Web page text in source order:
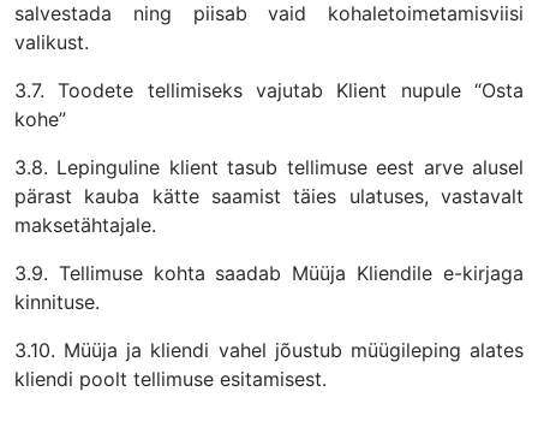
salvestada ning piisab vaid kohaletoimetamisviisi
valikust.
3.7. Toodete tellimiseks vajutab Klient nupule “Osta
kohe”
3.8. Lepinguline klient tasub tellimuse eest arve alusel
pärast kauba kätte saamist täies ulatuses, vastavalt
maksetähtajale.
3.9. Tellimuse kohta saadab Müüja Kliendile e-kirjaga
kinnituse.
3.10. Müüja ja kliendi vahel jõustub müügileping alates
kliendi poolt tellimuse esitamisest.